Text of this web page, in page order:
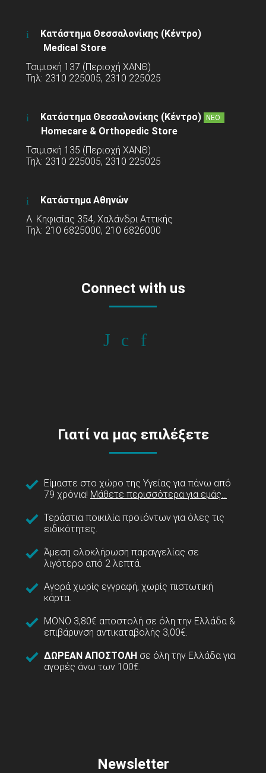
Κατάστημα Θεσσαλονίκης (Κέντρο)
Medical Store
Τσιμισκή 137 (Περιοχή ΧΑΝΘ)
Τηλ: 2310 225005, 2310 225025
Κατάστημα Θεσσαλονίκης (Κέντρο) ΝΕΟ
Homecare & Orthopedic Store
Τσιμισκή 135 (Περιοχή ΧΑΝΘ)
Τηλ: 2310 225005, 2310 225025
Κατάστημα Αθηνών
Λ. Κηφισίας 354, Χαλάνδρι Αττικής
Τηλ: 210 6825000, 210 6826000
Connect with us
Γιατί να μας επιλέξετε
Είμαστε στο χώρο της Υγείας για πάνω από
79 χρόνια! Μάθετε περισσότερα για εμάς...
Τεράστια ποικιλία προϊόντων για όλες τις
ειδικότητες.
Άμεση ολοκλήρωση παραγγελίας σε
λιγότερο από 2 λεπτά.
Αγορά χωρίς εγγραφή, χωρίς πιστωτική
κάρτα.
ΜΟΝΟ 3,80€ αποστολή σε όλη την Ελλάδα &
επιβάρυνση αντικαταβολής 3,00€.
ΔΩΡΕΑΝ ΑΠΟΣΤΟΛΗ σε όλη την Ελλάδα για
αγορές άνω των 100€.
Newsletter